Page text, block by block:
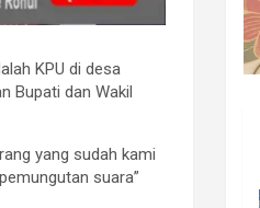
KPU di desa
Bupati dan Wakil
yang sudah kami
suara”